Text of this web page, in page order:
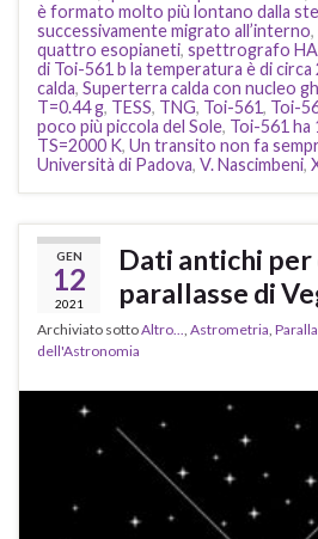
è formato molto più lontano dalla
successivamente migrato all’interno,
quattro esopianeti, spettrografo
di Toi-561 b la temperatura è di circa
calda, Superterra calda con nucleo
T=0.44 g, TESS, TNG, Toi-561, Toi-
poco più piccola del Sole, Toi-561 ha
TS=2000 K, Un transito non fa
Università di Padova, V. Nascimbeni,
GEN
12
2021
Dati antichi per
parallasse di
Archiviato sottoAltro..., Astrometria,
dell'Astronomia